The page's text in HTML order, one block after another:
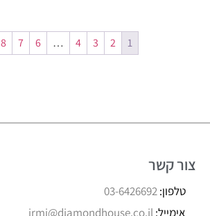
1
2
3
4
…
6
7
8
צור קשר
טלפון:03-6426692
אימייל:irmi@diamondhouse.co.il